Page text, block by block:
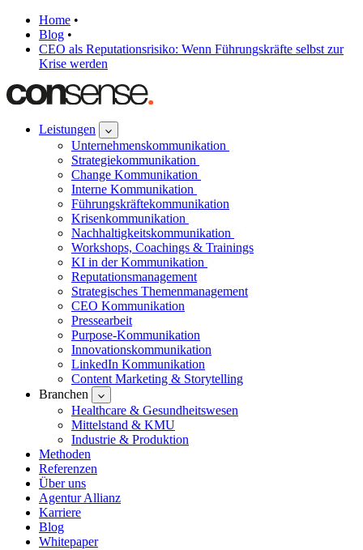
Home •
Blog •
CEO als Reputationsrisiko: Wenn Führungskräfte selbst zur
Krise werden
Leistungen
Unternehmenskommunikation
Strategiekommunikation
Change Kommunikation
Interne Kommunikation
Führungskräftekommunikation
Krisenkommunikation
Nachhaltigkeitskommunikation
Workshops, Coachings & Trainings
KI in der Kommunikation
Reputationsmanagement
Strategisches Themenmanagement
CEO Kommunikation
Pressearbeit
Purpose-Kommunikation
Innovationskommunikation
LinkedIn Kommunikation
Content Marketing & Storytelling
Branchen
Healthcare & Gesundheitswesen
Mittelstand & KMU
Industrie & Produktion
Methoden
Referenzen
Über uns
Agentur Allianz
Karriere
Blog
Whitepaper